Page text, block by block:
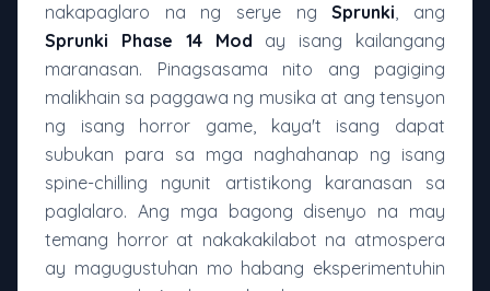
nakapaglaro na ng serye ngSprunki, ang
Sprunki Phase 14 Mod ay isang kailangang
maranasan. Pinagsasama nito ang pagiging
malikhain sa paggawa ng musika at ang tensyon
ng isang horror game, kaya't isang dapat
subukan para sa mga naghahanap ng isang
spine-chilling ngunit artistikong karanasan sa
paglalaro. Ang mga bagong disenyo na may
temang horror at nakakakilabot na atmospera
ay magugustuhan mo habang eksperimentuhin